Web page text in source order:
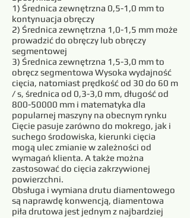
1) Średnica zewnętrzna 0,5-1,0 mm to
kontynuacja obręczy
2) Średnica zewnętrzna 1,0-1,5 mm może
prowadzić do obręczy lub obręczy
segmentowej
3) Średnica zewnętrzna 1,5-3,0 mm to
obręcz segmentowa Wysoka wydajność
cięcia, natomiast prędkość od 30 do 60 m
/ s, średnica od 0,3-3,0 mm, długość od
800-50000 mm i matematyka dla
popularnej maszyny na obecnym rynku
Cięcie pasuje zarówno do mokrego, jak i
suchego środowiska, kierunki cięcia
mogą ulec zmianie w zależności od
wymagań klienta. A także można
zastosować do cięcia zakrzywionej
powierzchni.
Obsługa i wymiana drutu diamentowego
są naprawdę konwencją, diamentowa
piła drutowa jest jednym z najbardziej